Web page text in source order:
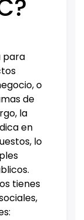
para
o
de
la
en
lo
tienes